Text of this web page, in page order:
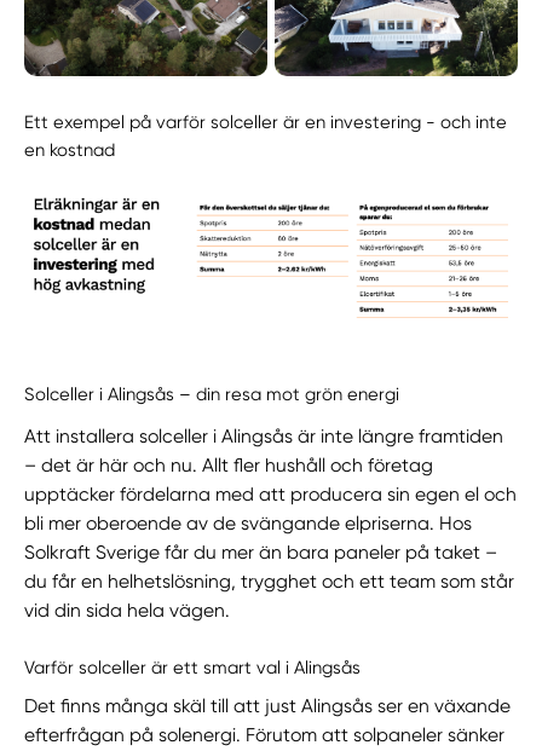
Ett exempel på varför solceller är en investering - och inte
en kostnad
Solceller i Alingsås – din resa mot grön energi
Att installera solceller i Alingsås är inte längre framtiden
– det är här och nu. Allt fler hushåll och företag
upptäcker fördelarna med att producera sin egen el och
bli mer oberoende av de svängande elpriserna. Hos
Solkraft Sverige får du mer än bara paneler på taket –
du får en helhetslösning, trygghet och ett team som står
vid din sida hela vägen.
Varför solceller är ett smart val i Alingsås
Det finns många skäl till att just Alingsås ser en växande
efterfrågan på solenergi. Förutom att solpaneler sänker